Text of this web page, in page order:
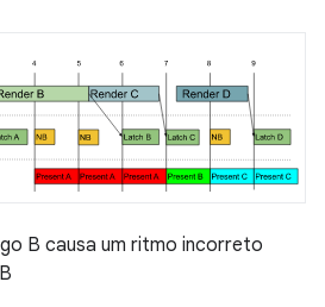
B causa um ritmo incorreto